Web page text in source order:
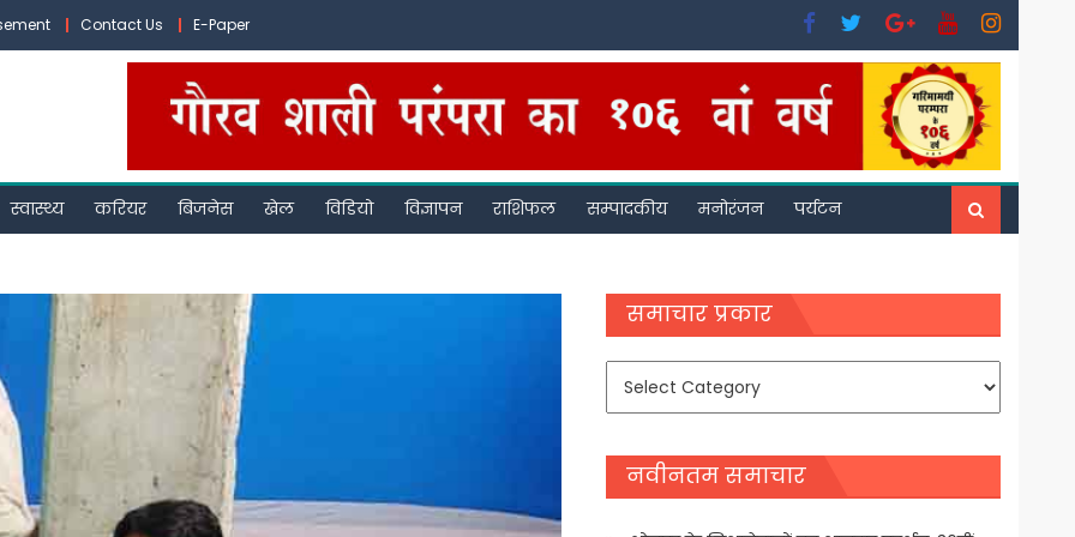
Contact Us E-Paper
स्वास्थ्य करियर बिजनेस खेल विडियो विज्ञापन राशिफल सम्पादकीय मनोरंजन पर्यटन
समाचार प्रकार
समाचार
नवीनतम समाचार